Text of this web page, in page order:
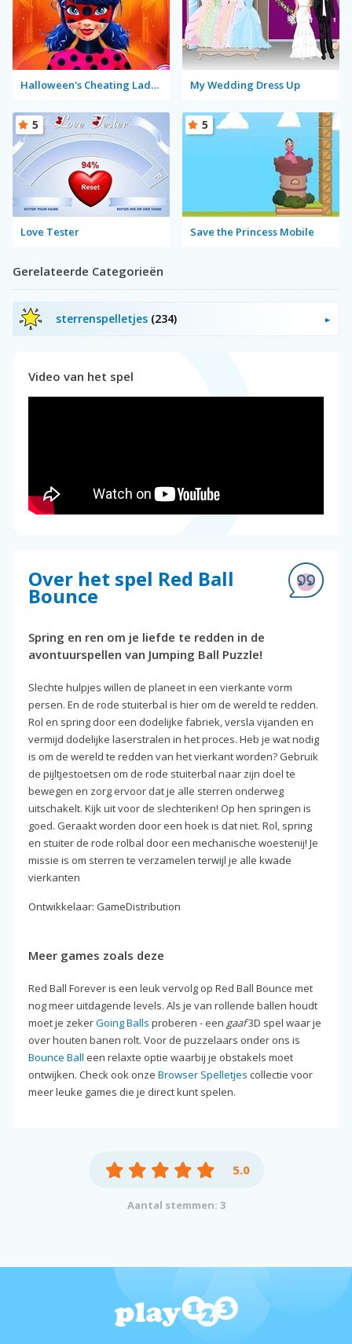
Halloween's Cheating Lady Bug My Wedding Dress Up
Love Tester
5
Save the Princess Mobile
5
Gerelateerde Categorieën
sterrenspelletjes (234)
Video van het spel
Over het spel Red Ball
Bounce
Spring en ren om je liefde te redden in de
avontuurspellen van Jumping Ball Puzzle!
Slechte hulpjes willen de planeet in een vierkante vorm
persen. En de rode stuiterbal is hier om de wereld te redden.
Rol en spring door een dodelijke fabriek, versla vijanden en
vermijd dodelijke laserstralen in het proces. Heb je wat nodig
is om de wereld te redden van het vierkant worden? Gebruik
de pijltjestoetsen om de rode stuiterbal naar zijn doel te
bewegen en zorg ervoor dat je alle sterren onderweg
uitschakelt. Kijk uit voor de slechteriken! Op hen springen is
goed. Geraakt worden door een hoek is dat niet. Rol, spring
en stuiter de rode rolbal door een mechanische woestenij! Je
missie is om sterren te verzamelen terwijl je alle kwade
vierkanten
Ontwikkelaar: GameDistribution
Meer games zoals deze
Red Ball Forever is een leuk vervolg op Red Ball Bounce met
nog meer uitdagende levels. Als je van rollende ballen houdt
moet je zekerGoing Balls proberen - een gaaf3D spel waar je
over houten banen rolt. Voor de puzzelaars onder ons is
Bounce Ball een relaxte optie waarbij je obstakels moet
ontwijken. Check ook onze Browser Spelletjes collectie voor
meer leuke games die je direct kunt spelen.
5.0
Aantal stemmen: 3